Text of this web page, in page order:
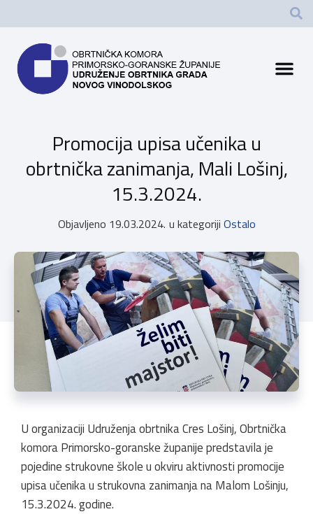
Promocija upisa učenika u
obrtnička zanimanja, Mali Lošinj,
15.3.2024.
Objavljeno 19.03.2024. u kategoriji Ostalo
U organizaciji Udruženja obrtnika Cres Lošinj, Obrtnička
komora Primorsko-goranske županije predstavila je
pojedine strukovne škole u okviru aktivnosti promocije
upisa učenika u strukovna zanimanja na Malom Lošinju,
15.3.2024. godine.